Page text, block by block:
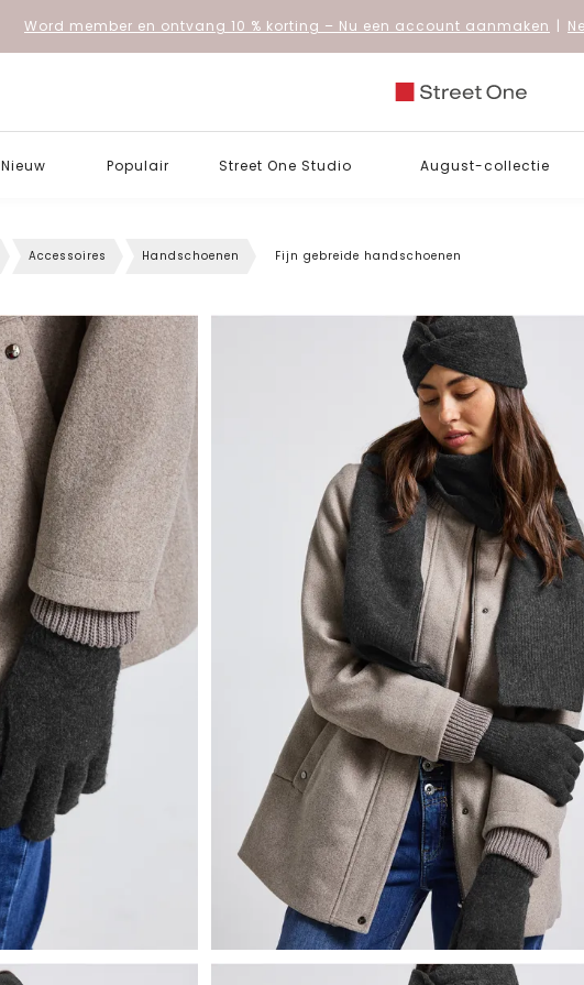
Word member en ontvang 10 % korting – Nu een account aanmaken |
Nieuw Populair Street One Studio August-collectie
Accessoires Handschoenen Fijn gebreide handschoenen